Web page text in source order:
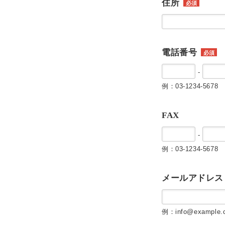
住所 必須
電話番号 必須
-
例：03-1234-5678
FAX
-
例：03-1234-5678
メールアドレス
例：